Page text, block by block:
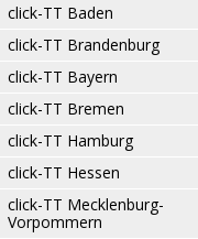
click-TT Baden
click-TT Brandenburg
click-TT Bayern
click-TT Bremen
click-TT Hamburg
click-TT Hessen
click-TT Mecklenburg-
Vorpommern